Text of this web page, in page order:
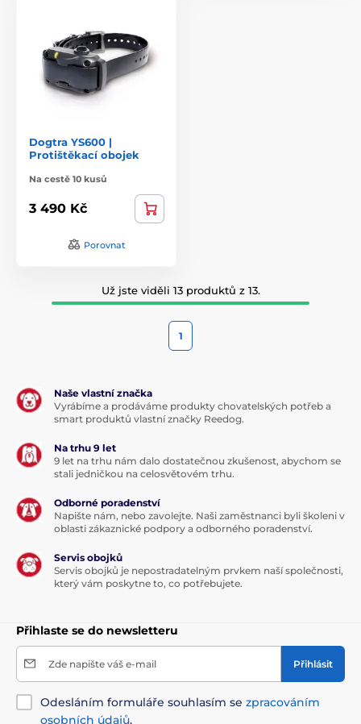
Dogtra YS600 |
Protištěkací obojek
Na cestě 10 kusů
3 490 Kč
Porovnat
Už jste viděli 13 produktů z 13.
1
Naše vlastní značka
Vyrábíme a prodáváme produkty chovatelských potřeb a
smart produktů vlastní značky Reedog.
Na trhu 9 let
9 let na trhu nám dalo dostatečnou zkušenost, abychom se
stali jedničkou na celosvětovém trhu.
Odborné poradenství
Napište nám, nebo zavolejte. Naši zaměstnanci byli školeni v
oblasti zákaznické podpory a odborného poradenství.
Servis obojků
Servis obojků je nepostradatelným prvkem naší společnosti,
který vám poskytne to, co potřebujete.
Přihlaste se do newsletteru
Zde napište váš e-mail Přihlásit
Odesláním formuláře souhlasím se zpracováním
osobních údajů.